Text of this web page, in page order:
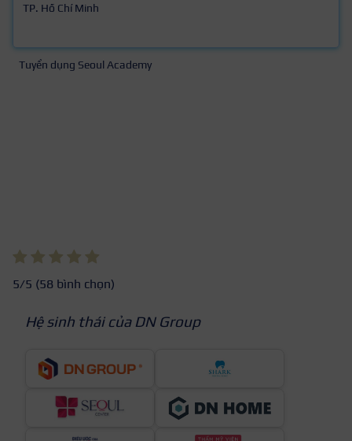
TP. Hồ Chí Minh
Tuyển dụng Seoul Academy
5/5 (58 bình chọn)
Hệ sinh thái của DN Group